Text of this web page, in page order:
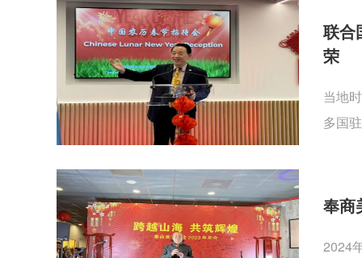
联合
荣
当地
多国
奉商
2024